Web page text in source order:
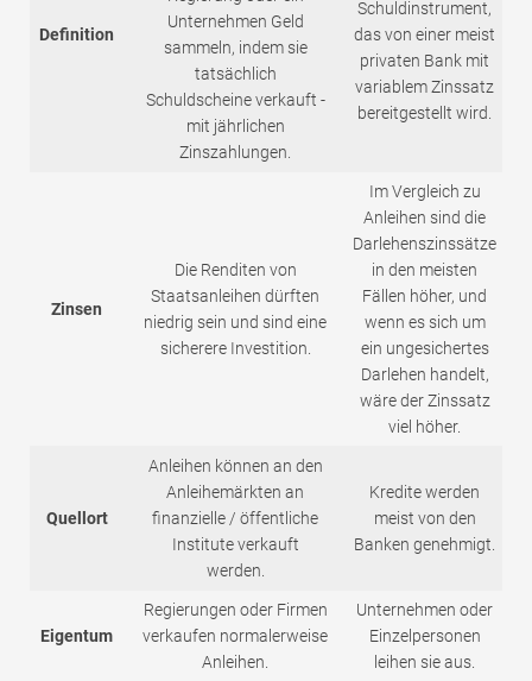
Definition
Unternehmen Geld
sammeln, indem sie
tatsächlich
Schuldscheine verkauft -
mit jährlichen
Zinszahlungen.
Schuldinstrument,
das von einer meist
privaten Bank mit
variablem Zinssatz
bereitgestellt wird.
Zinsen
Die Renditen von
Staatsanleihen dürften
niedrig sein und sind eine
sicherere Investition.
Im Vergleich zu
Anleihen sind die
Darlehenszinssätze
in den meisten
Fällen höher, und
wenn es sich um
ein ungesichertes
Darlehen handelt,
wäre der Zinssatz
viel höher.
Quellort
Anleihen können an den
Anleihemärkten an
finanzielle / öffentliche
Institute verkauft
werden.
Kredite werden
meist von den
Banken genehmigt.
Eigentum
Regierungen oder Firmen
verkaufen normalerweise
Anleihen.
Unternehmen oder
Einzelpersonen
leihen sie aus.